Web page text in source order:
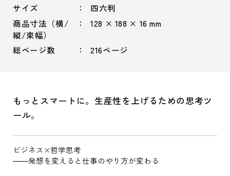
サイズ
四六判
商品寸法（横/
縦/束幅）
128 × 188 × 16 mm
総ページ数 216ページ
もっとスマートに。生産性を上げるための思考ツ
ール。
ビジネス×哲学思考
――発想を変えると仕事のやり方が変わる